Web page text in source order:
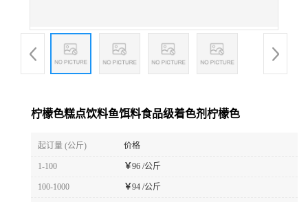
柠檬色糕点饮料鱼饵料食品级着色剂柠檬色
起订量 (公斤) 价格
1-100 ￥96 /公斤
100-1000 ￥94 /公斤